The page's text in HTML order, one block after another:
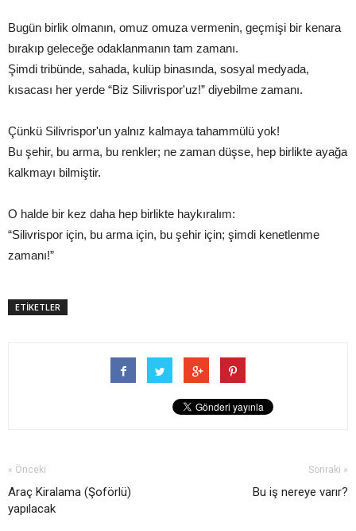
Bugün birlik olmanın, omuz omuza vermenin, geçmişi bir kenara
bırakıp geleceğe odaklanmanın tam zamanı.
Şimdi tribünde, sahada, kulüp binasında, sosyal medyada,
kısacası her yerde “Biz Silivrispor'uz!” diyebilme zamanı.
Çünkü Silivrispor'un yalnız kalmaya tahammülü yok!
Bu şehir, bu arma, bu renkler; ne zaman düşse, hep birlikte ayağa
kalkmayı bilmiştir.
O halde bir kez daha hep birlikte haykıralım:
“Silivrispor için, bu arma için, bu şehir için; şimdi kenetlenme
zamanı!”
ETİKETLER
« Önceki
Araç Kiralama (Şoförlü)
yapılacak
Sonraki »
Bu iş nereye varır?